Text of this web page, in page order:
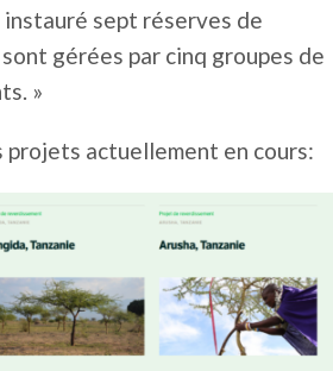
sept réserves de
gérées par cinq groupes de
»
projets actuellement en cours: